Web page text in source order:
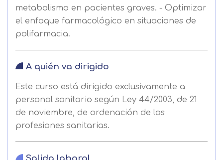
metabolismo en pacientes graves. - Optimizar
el enfoque farmacológico en situaciones de
polifarmacia.
A quién va dirigido
Este curso está dirigido exclusivamente a
personal sanitario según Ley 44/2003, de 21
de noviembre, de ordenación de las
profesiones sanitarias.